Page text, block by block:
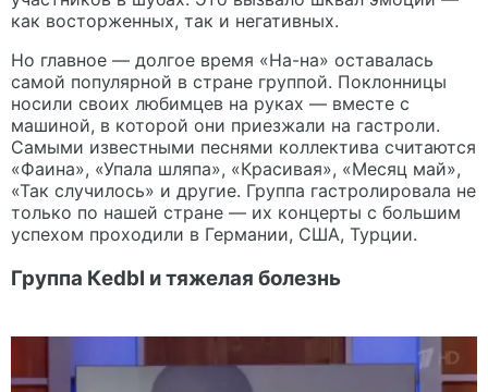
как восторженных, так и негативных.
Но главное — долгое время «На-на» оставалась
самой популярной в стране группой. Поклонницы
носили своих любимцев на руках — вместе с
машиной, в которой они приезжали на гастроли.
Самыми известными песнями коллектива считаются
«Фаина», «Упала шляпа», «Красивая», «Месяц май»,
«Так случилось» и другие. Группа гастролировала не
только по нашей стране — их концерты с большим
успехом проходили в Германии, США, Турции.
Группа Кedbl и тяжелая болезнь